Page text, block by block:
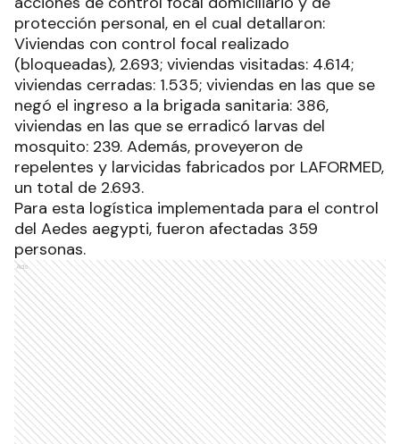
protección personal, en el cual detallaron:
Viviendas con control focal realizado
(bloqueadas), 2.693; viviendas visitadas: 4.614;
viviendas cerradas: 1.535; viviendas en las que se
negó el ingreso a la brigada sanitaria: 386,
viviendas en las que se erradicó larvas del
mosquito: 239. Además, proveyeron de
repelentes y larvicidas fabricados por LAFORMED,
un total de 2.693.
Para esta logística implementada para el control
del Aedes aegypti, fueron afectadas 359
personas.
Ads